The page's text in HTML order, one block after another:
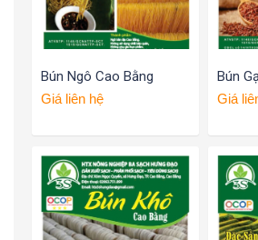
Bún Ngô Cao Bằng
Giá liên hệ
Bún
Giá